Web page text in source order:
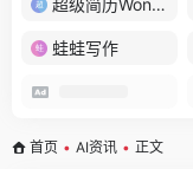
超级简历WonderCV
蛙蛙写作
首页 • AI资讯 • 正文